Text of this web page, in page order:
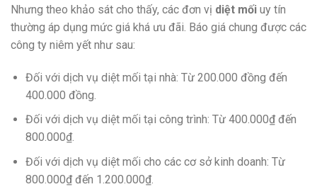
Nhưng theo khảo sát cho thấy, các đơn vị diệt mối uy tín
thường áp dụng mức giá khá ưu đãi. Báo giá chung được các
công ty niêm yết như sau:
Đối với dịch vụ diệt mối tại nhà: Từ 200.000 đồng đến
400.000 đồng.
Đối với dịch vụ diệt mối tại công trình: Từ 400.000₫ đến
800.000₫.
Đối với dịch vụ diệt mối cho các cơ sở kinh doanh: Từ
800.000₫ đến 1.200.000₫.